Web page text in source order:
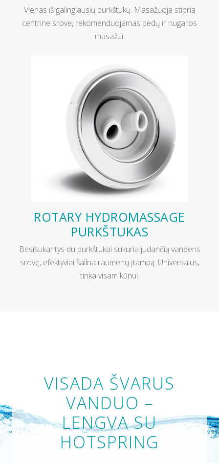
Vienas iš galingiausių purkštukų. Masažuoja stipria
centrine srove, rekomenduojamas pėdų ir nugaros
masažui.
ROTARY HYDROMASSAGE
PURKŠTUKAS
Besisukantys du purkštukai sukuria judančią vandens
srovę, efektyviai šalina raumenų įtampą. Universalus,
tinka visam kūnui.
VISADA ŠVARUS
VANDUO –
LENGVA SU
HOTSPRING